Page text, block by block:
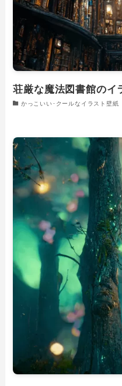
荘厳な魔法図書館のイ
かっこいい･クールなイラスト壁紙